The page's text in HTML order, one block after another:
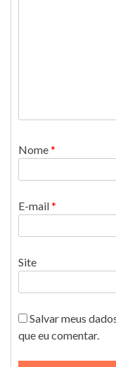
Nome*
E-mail*
Site
Salvar meus
que eu comentar.